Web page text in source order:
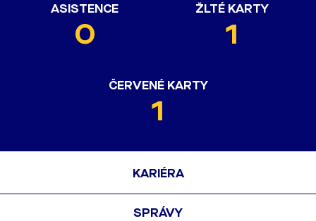
ASISTENCE
0
ŽLTÉ KARTY
1
ČERVENÉ KARTY
1
KARIÉRA
SPRÁVY